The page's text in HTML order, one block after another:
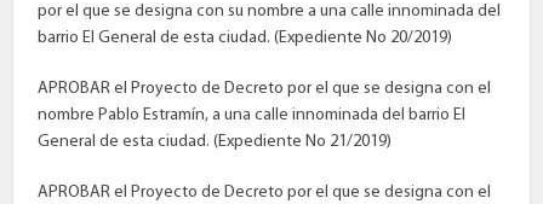
por el que se designa con su nombre a una calle innominada del
barrio El General de esta ciudad. (Expediente No 20/2019)
APROBAR el Proyecto de Decreto por el que se designa con el
nombre Pablo Estramín, a una calle innominada del barrio El
General de esta ciudad. (Expediente No 21/2019)
APROBAR el Proyecto de Decreto por el que se designa con el